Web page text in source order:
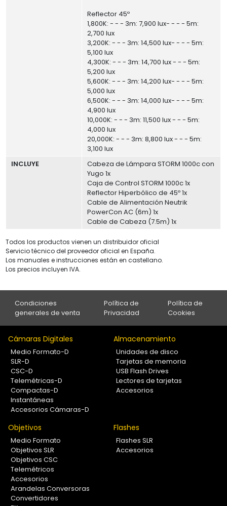
Reflector 45º
1,800K: - - - 3m: 7,900 lux- - - - 5m:
2,700 lux
3,200K: - - - 3m: 14,500 lux- - - - 5m:
5,100 lux
4,300K: - - - 3m: 14,700 lux - - - 5m:
5,200 lux
5,600K: - - - 3m: 14,200 lux- - - - 5m:
5,000 lux
6,500K: - - - 3m: 14,000 lux- - - - 5m:
4,900 lux
10,000K: - - - 3m: 11,500 lux - - - 5m:
4,000 lux
20,000K: - - - 3m: 8,800 lux - - - 5m:
3,100 lux
INCLUYE
Cabeza de Lámpara STORM 1000c con
Yugo 1x
Caja de Control STORM 1000c 1x
Reflector Hiperbólico de 45º 1x
Cable de Alimentación Neutrik
PowerCon AC (6m) 1x
Cable de Cabeza (7.5m) 1x
Todos los productos vienen un distribuidor oficial
Servicio técnico del proveedor oficial en España.
Los manuales e instrucciones están en castellano.
Los precios incluyen IVA.
Condiciones
generales de venta
Política de
Privacidad
Política de
Cookies
Cámaras Digitales
Medio Formato-D
SLR-D
CSC-D
Telemétricas-D
Compactas-D
Instantáneas
Accesorios Cámaras-D
Almacenamiento
Unidades de disco
Tarjetas de memoria
USB Flash Drives
Lectores de tarjetas
Accesorios
Objetivos
Medio Formato
Objetivos SLR
Objetivos CSC
Telemétricos
Accesorios
Arandelas Conversoras
Convertidores
Flashes
Flashes SLR
Accesorios